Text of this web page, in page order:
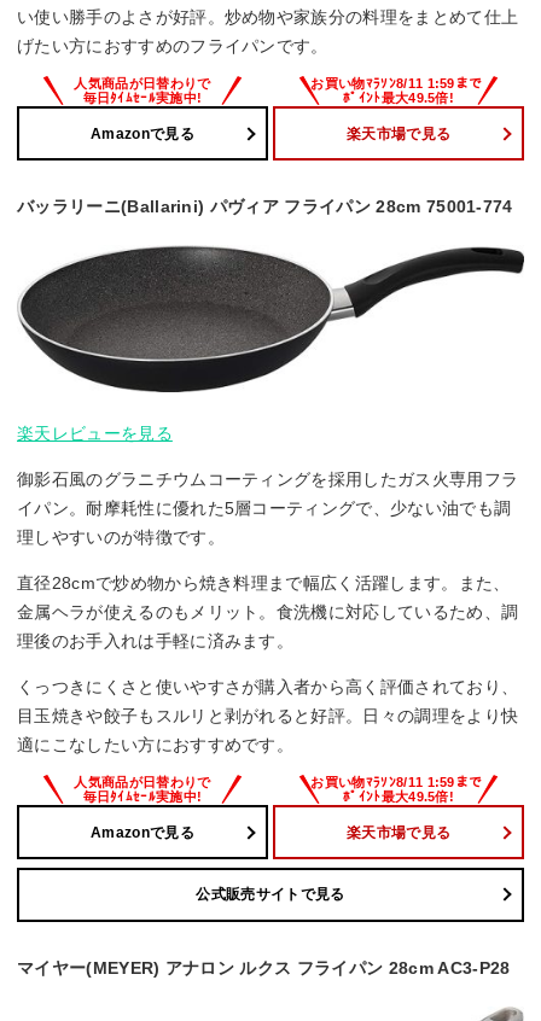
い使い勝手のよさが好評。炒め物や家族分の料理をまとめて仕上
げたい方におすすめのフライパンです。
Amazonで見る 楽天市場で見る
バッラリーニ(Ballarini) パヴィア フライパン 28cm 75001-774
楽天レビューを見る
御影石風のグラニチウムコーティングを採用したガス火専用フラ
イパン。耐摩耗性に優れた5層コーティングで、少ない油でも調
理しやすいのが特徴です。
直径28cmで炒め物から焼き料理まで幅広く活躍します。また、
金属ヘラが使えるのもメリット。食洗機に対応しているため、調
理後のお手入れは手軽に済みます。
くっつきにくさと使いやすさが購入者から高く評価されており、
目玉焼きや餃子もスルリと剥がれると好評。日々の調理をより快
適にこなしたい方におすすめです。
Amazonで見る 楽天市場で見る
公式販売サイトで見る
マイヤー(MEYER) アナロン ルクス フライパン 28cm AC3-P28